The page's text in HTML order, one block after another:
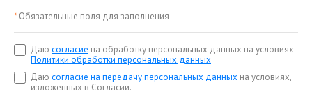
* Обязательные поля для заполнения
Даю согласие на обработку персональных данных на условиях
Политики обработки персональных данных
Даю согласие на передачу персональных данных на условиях,
изложенных в Согласии.